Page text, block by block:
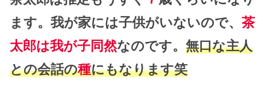
ます。我が家には子供がいないので、 茶
太郎は我が子同然なのです。 無口な主人
との会話の種にもなります笑